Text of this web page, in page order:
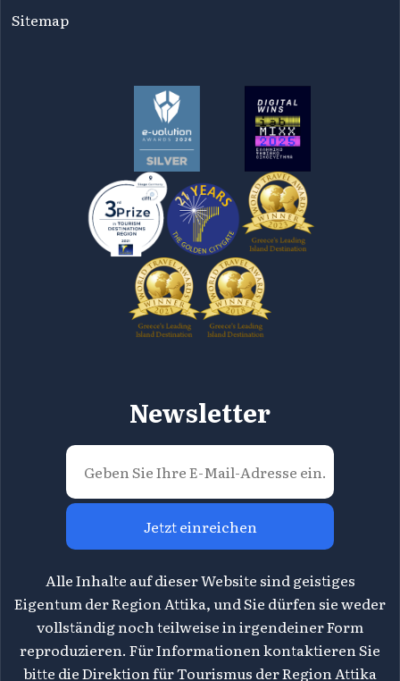
Sitemap
Newsletter
Jetzt einreichen
Alle Inhalte auf dieser Website sind geistiges
Eigentum der Region Attika, und Sie dürfen sie weder
vollständig noch teilweise in irgendeiner Form
reproduzieren. Für Informationen kontaktieren Sie
bitte die Direktion für Tourismus der Region Attika